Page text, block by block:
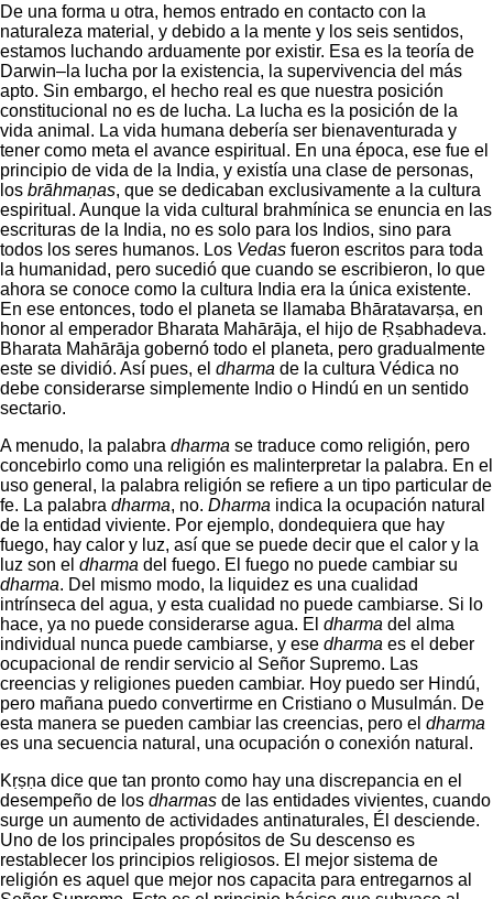
De una forma u otra, hemos entrado en contacto con la
naturaleza material, y debido a la mente y los seis sentidos,
estamos luchando arduamente por existir. Esa es la teoría de
Darwin–la lucha por la existencia, la supervivencia del más
apto. Sin embargo, el hecho real es que nuestra posición
constitucional no es de lucha. La lucha es la posición de la
vida animal. La vida humana debería ser bienaventurada y
tener como meta el avance espiritual. En una época, ese fue el
principio de vida de la India, y existía una clase de personas,
los brāhmaṇas, que se dedicaban exclusivamente a la cultura
espiritual. Aunque la vida cultural brahmínica se enuncia en las
escrituras de la India, no es solo para los Indios, sino para
todos los seres humanos. Los Vedas fueron escritos para toda
la humanidad, pero sucedió que cuando se escribieron, lo que
ahora se conoce como la cultura India era la única existente.
En ese entonces, todo el planeta se llamaba Bhāratavarṣa, en
honor al emperador Bharata Mahārāja, el hijo de Ṛṣabhadeva.
Bharata Mahārāja gobernó todo el planeta, pero gradualmente
este se dividió. Así pues, el dharma de la cultura Védica no
debe considerarse simplemente Indio o Hindú en un sentido
sectario.
A menudo, la palabra dharma se traduce como religión, pero
concebirlo como una religión es malinterpretar la palabra. En el
uso general, la palabra religión se refiere a un tipo particular de
fe. La palabra dharma, no. Dharma indica la ocupación natural
de la entidad viviente. Por ejemplo, dondequiera que hay
fuego, hay calor y luz, así que se puede decir que el calor y la
luz son el dharma del fuego. El fuego no puede cambiar su
dharma. Del mismo modo, la liquidez es una cualidad
intrínseca del agua, y esta cualidad no puede cambiarse. Si lo
hace, ya no puede considerarse agua. El dharma del alma
individual nunca puede cambiarse, y ese dharma es el deber
ocupacional de rendir servicio al Señor Supremo. Las
creencias y religiones pueden cambiar. Hoy puedo ser Hindú,
pero mañana puedo convertirme en Cristiano o Musulmán. De
esta manera se pueden cambiar las creencias, pero el dharma
es una secuencia natural, una ocupación o conexión natural.
Kṛṣṇa dice que tan pronto como hay una discrepancia en el
desempeño de los dharmas de las entidades vivientes, cuando
surge un aumento de actividades antinaturales, Él desciende.
Uno de los principales propósitos de Su descenso es
restablecer los principios religiosos. El mejor sistema de
religión es aquel que mejor nos capacita para entregarnos al